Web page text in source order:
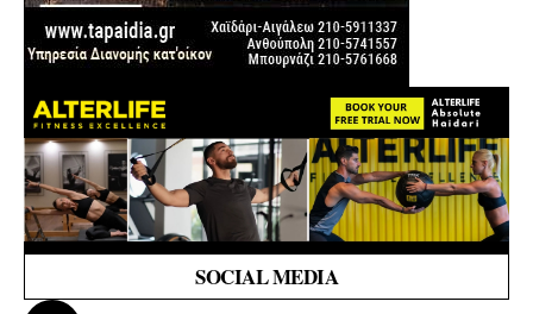
SOCIAL MEDIA